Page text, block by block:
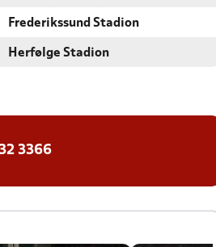
Frederikssund Stadion
Herfølge Stadion
3366